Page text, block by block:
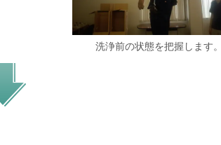
洗浄前の状態を把握します。